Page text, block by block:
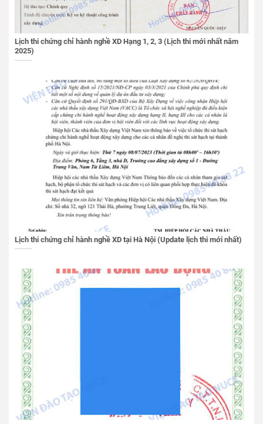
Lịch thi chứng chỉ hành nghề XD Hạng 1, 2, 3 (Lịch thi mới nhất năm
2025)
Lịch thi chứng chỉ hành nghề XD tại Hà Nội (Update lịch thi mới nhất)